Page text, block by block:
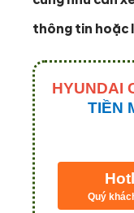
thông tin hoặc
HYUNDAI
TIỀN
Quý